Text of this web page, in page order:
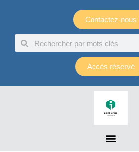
Contactez-nous
Accès réservé